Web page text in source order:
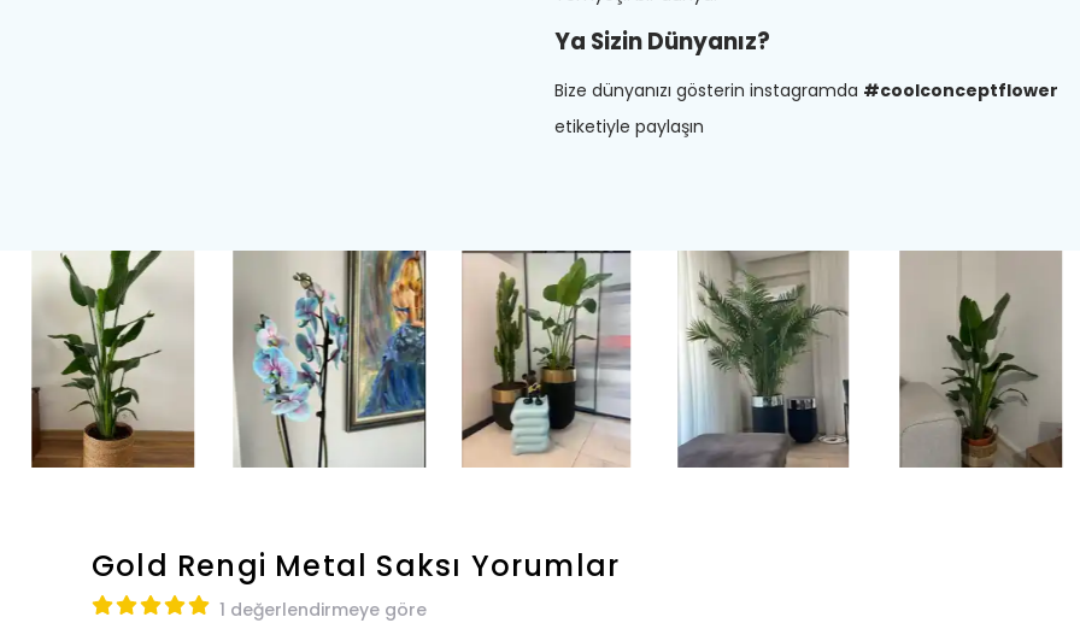
Ya Sizin Dünyanız?
Bize dünyanızı gösterin instagramda #coolconceptflower
etiketiyle paylaşın
Gold Rengi Metal Saksı Yorumlar
1 değerlendirmeye göre